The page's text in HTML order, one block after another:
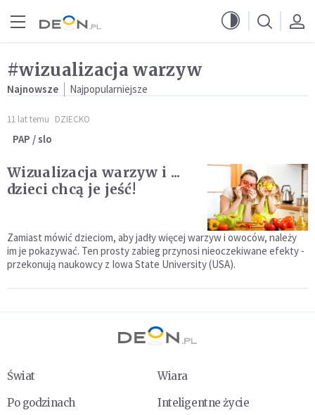
#wizualizacja warzyw
Najnowsze Najpopularniejsze
11 lat temu DZIECKO
PAP / slo
Wizualizacja warzyw i ...
dzieci chcą je jeść!
Zamiast mówić dzieciom, aby jadły więcej warzyw i owoców, należy
im je pokazywać. Ten prosty zabieg przynosi nieoczekiwane efekty -
przekonują naukowcy z Iowa State University (USA).
Świat
Wiara
Po godzinach
Inteligentne życie